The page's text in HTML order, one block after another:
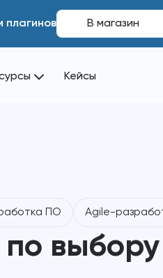
плагинов В магазин
Кейсы
ПО Agile-